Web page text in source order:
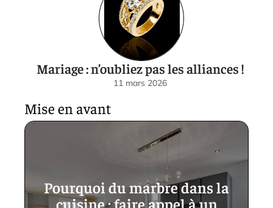
Mariage : n’oubliez pas les alliances !
11 mars 2026
Mise en avant
Pourquoi du marbre dans la
cuisine : faire appel à un